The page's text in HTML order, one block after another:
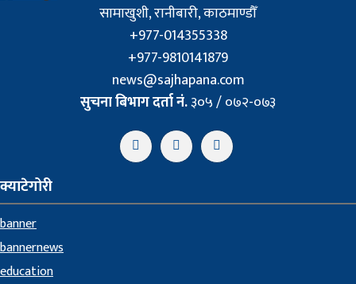
सामाखुशी, रानीबारी, काठमाण्डौँ
+977-014355338
+977-9810141879
news@sajhapana.com
सुचना बिभाग दर्ता नं.३०५ / ०७२-०७३
क्याटेगोरी
banner
bannernews
education